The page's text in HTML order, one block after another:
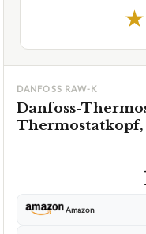
★
DANFOSS RAW-K
Danfoss-
Thermostatkopf,
Amazon